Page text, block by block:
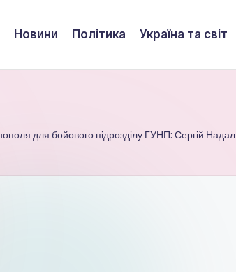
Новини Політика Україна та світ
для бойового підрозділу ГУНП: Сергій Надал